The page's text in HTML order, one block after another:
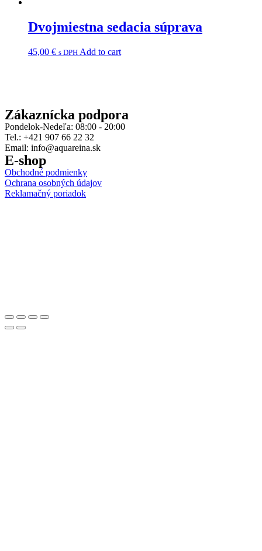
Dvojmiestna sedacia súprava
45,00 € s DPH Add to cart
Zákaznícka podpora
Pondelok-Nedeľa: 08:00 - 20:00
Tel.: +421 907 66 22 32
Email: info@aquareina.sk
E-shop
Obchodné podmienky
Ochrana osobných údajov
Reklamačný poriadok